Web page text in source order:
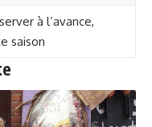
à l’avance,
saison